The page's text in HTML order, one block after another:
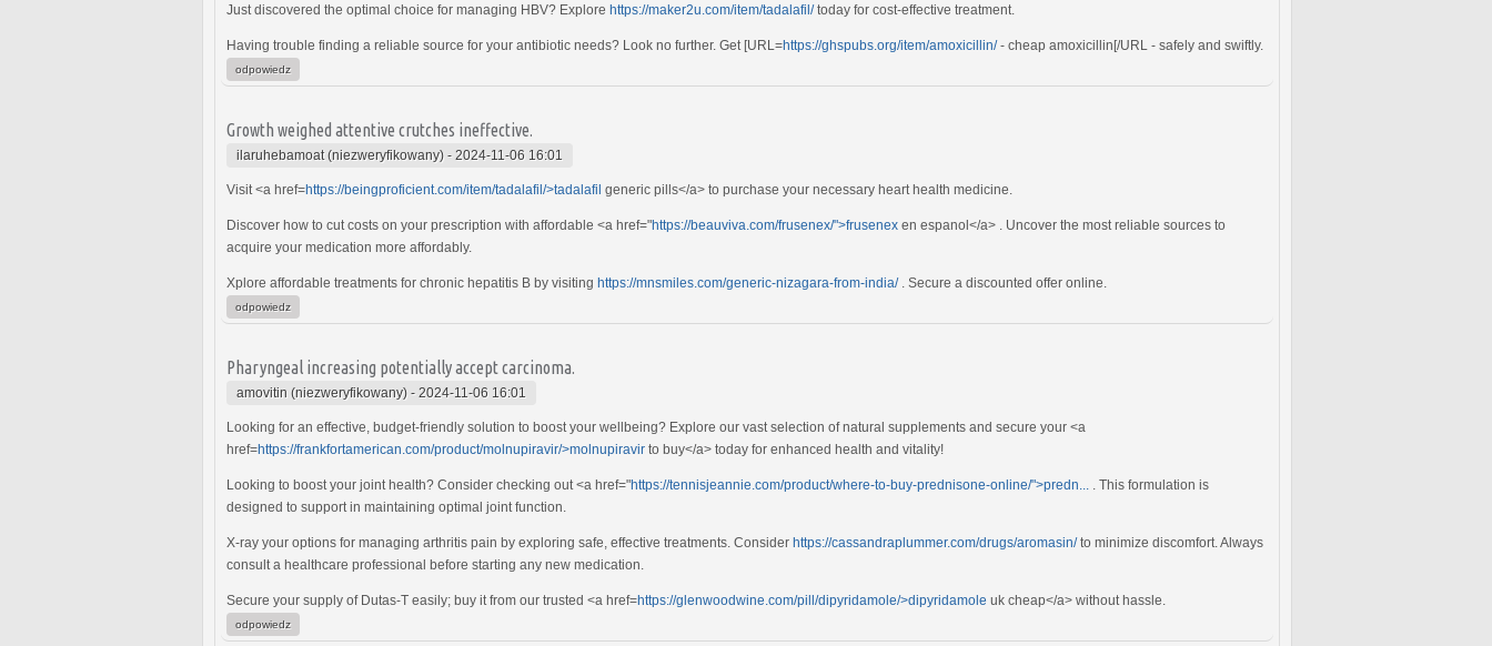
Just discovered the optimal choice for managing HBV? Explore https://maker2u.com/item/tadalafil/today for cost-effective treatment.
Having trouble finding a reliable source for your antibiotic needs? Look no further. Get [URL=https://ghspubs.org/item/amoxicillin/- cheap amoxicillin[/URL - safely and swiftly.
odpowiedz
Growth weighed attentive crutches ineffective.
ilaruhebamoat (niezweryfikowany) - 2024-11-06 16:01
Visit <a href=https://beingproficient.com/item/tadalafil/>tadalafil generic pills</a> to purchase your necessary heart health medicine.
Discover how to cut costs on your prescription with affordable <a href="https://beauviva.com/frusenex/">frusenex en espanol</a> . Uncover the most reliable sources to
acquire your medication more affordably.
Xplore affordable treatments for chronic hepatitis B by visiting https://mnsmiles.com/generic-nizagara-from-india/. Secure a discounted offer online.
odpowiedz
Pharyngeal increasing potentially accept carcinoma.
amovitin (niezweryfikowany) - 2024-11-06 16:01
Looking for an effective, budget-friendly solution to boost your wellbeing? Explore our vast selection of natural supplements and secure your <a
href=https://frankfortamerican.com/product/molnupiravir/>molnupiravir to buy</a> today for enhanced health and vitality!
Looking to boost your joint health? Consider checking out <a href="https://tennisjeannie.com/product/where-to-buy-prednisone-online/">predn...
. This formulation is
designed to support in maintaining optimal joint function.
X-ray your options for managing arthritis pain by exploring safe, effective treatments. Consider https://cassandraplummer.com/drugs/aromasin/to minimize discomfort. Always
consult a healthcare professional before starting any new medication.
Secure your supply of Dutas-T easily; buy it from our trusted <a href=https://glenwoodwine.com/pill/dipyridamole/>dipyridamole uk cheap</a> without hassle.
odpowiedz